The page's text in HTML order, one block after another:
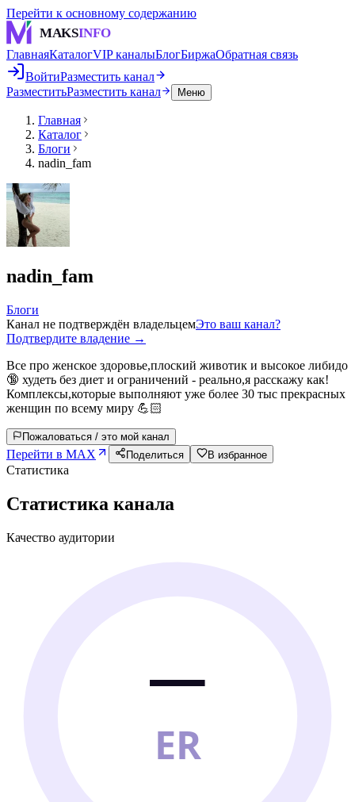
Перейти к основному содержанию
MAKSINFO
ГлавнаяКаталогVIP каналыБлогБиржаОбратная связь
ВойтиРазместить канал
РазместитьРазместить канал Меню
Главная
Каталог
Блоги
nadin_fam
nadin_fam
Блоги
Канал не подтверждён владельцемЭто ваш канал?
Подтвердите владение →
Все про женское здоровье,плоский животик и высокое либидо
🔞 худеть без диет и ограничений - реально,я расскажу как!
Комплексы,которые выполняют уже более 30 тыс прекрасных
женщин по всему миру 💪🏻
Пожаловаться / это мой канал
Перейти в MAX Поделиться В избранное
Статистика
Статистика канала
Качество аудитории
—
ER